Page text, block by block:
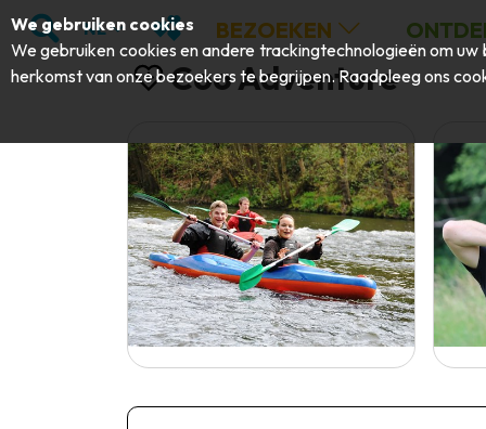
ZOEKEN
NL MIJN FAVORIETEN
BEZOEKEN
Coo Adventure
We gebruiken cookies
We gebruiken cookies en andere trackingtechnologieën om
herkomst van onze bezoekers te begrijpen. Raadpleeg ons